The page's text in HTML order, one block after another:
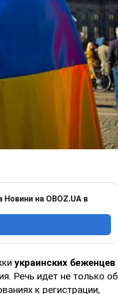
на OBOZ.UA в
украинских беженцев
Речь идет не только об
к регистрации,